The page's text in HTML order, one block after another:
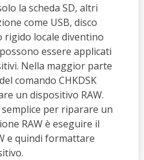
la scheda SD, altri
come USB, disco
rigido locale diventino
essere applicati
Nella maggior parte
comando CHKDSK
un dispositivo RAW.
per riparare un
RAW è eseguire il
e quindi formattare